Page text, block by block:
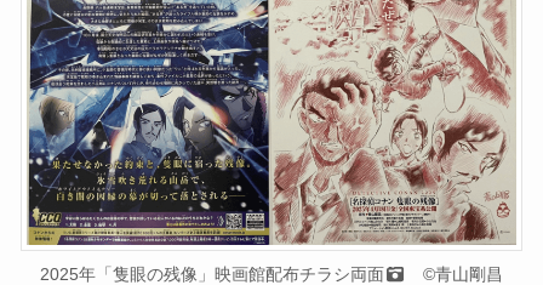
2025年「隻眼の残像」映画館配布チラシ両面 ©青山剛昌